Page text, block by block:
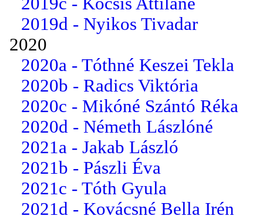
2019d - Nyikos Tivadar
2020
2020a - Tóthné Keszei Tekla
2020b - Radics Viktória
2020c - Mikóné Szántó Réka
2020d - Németh Lászlóné
2021a - Jakab László
2021b - Pászli Éva
2021c - Tóth Gyula
2021d - Kovácsné Bella Irén